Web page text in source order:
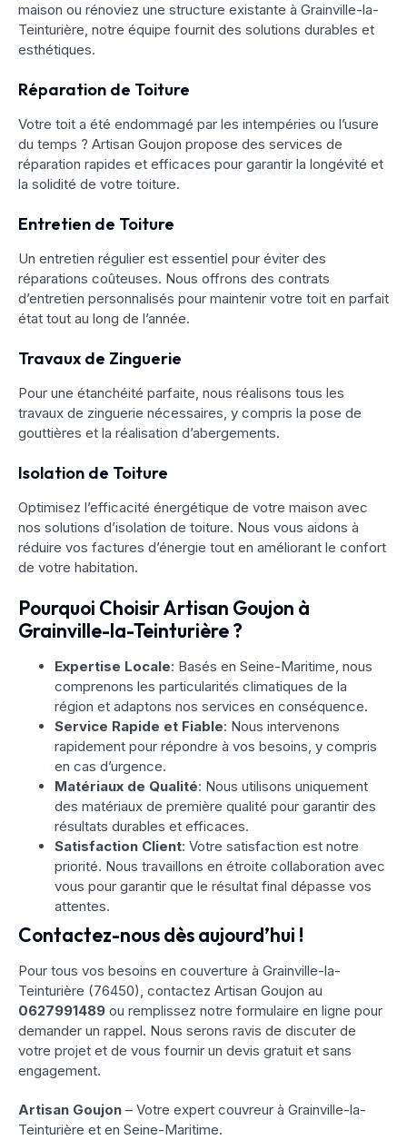
maison ou rénoviez une structure existante à Grainville-la-
Teinturière, notre équipe fournit des solutions durables et
esthétiques.
Réparation de Toiture
Votre toit a été endommagé par les intempéries ou l’usure
du temps ? Artisan Goujon propose des services de
réparation rapides et efficaces pour garantir la longévité et
la solidité de votre toiture.
Entretien de Toiture
Un entretien régulier est essentiel pour éviter des
réparations coûteuses. Nous offrons des contrats
d’entretien personnalisés pour maintenir votre toit en parfait
état tout au long de l’année.
Travaux de Zinguerie
Pour une étanchéité parfaite, nous réalisons tous les
travaux de zinguerie nécessaires, y compris la pose de
gouttières et la réalisation d’abergements.
Isolation de Toiture
Optimisez l’efficacité énergétique de votre maison avec
nos solutions d’isolation de toiture. Nous vous aidons à
réduire vos factures d’énergie tout en améliorant le confort
de votre habitation.
Pourquoi Choisir Artisan Goujon à
Grainville-la-Teinturière ?
Expertise Locale: Basés en Seine-Maritime, nous
comprenons les particularités climatiques de la
région et adaptons nos services en conséquence.
Service Rapide et Fiable: Nous intervenons
rapidement pour répondre à vos besoins, y compris
en cas d’urgence.
Matériaux de Qualité: Nous utilisons uniquement
des matériaux de première qualité pour garantir des
résultats durables et efficaces.
Satisfaction Client: Votre satisfaction est notre
priorité. Nous travaillons en étroite collaboration avec
vous pour garantir que le résultat final dépasse vos
attentes.
Contactez-nous dès aujourd’hui !
Pour tous vos besoins en couverture à Grainville-la-
Teinturière (76450), contactez Artisan Goujon au
0627991489 ou remplissez notre formulaire en ligne pour
demander un rappel. Nous serons ravis de discuter de
votre projet et de vous fournir un devis gratuit et sans
engagement.
Artisan Goujon – Votre expert couvreur à Grainville-la-
Teinturière et en Seine-Maritime.